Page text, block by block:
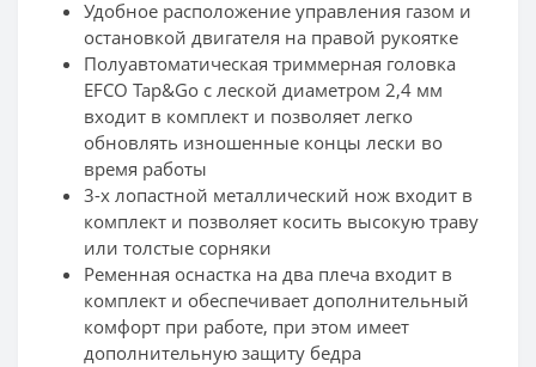
Удобное расположение управления газом и
остановкой двигателя на правой рукоятке
Полуавтоматическая триммерная головка
EFCO Tap&Go с леской диаметром 2,4 мм
входит в комплект и позволяет легко
обновлять изношенные концы лески во
время работы
3-х лопастной металлический нож входит в
комплект и позволяет косить высокую траву
или толстые сорняки
Ременная оснастка на два плеча входит в
комплект и обеспечивает дополнительный
комфорт при работе, при этом имеет
дополнительную защиту бедра